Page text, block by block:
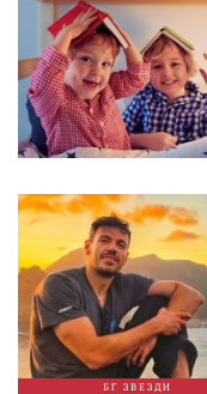
БГ ЗВЕЗДИ